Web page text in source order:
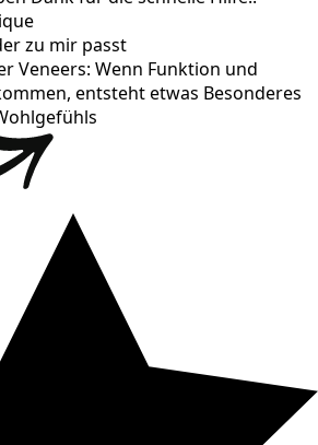
zu mir passt
Veneers: Wenn Funktion und
entsteht etwas Besonderes